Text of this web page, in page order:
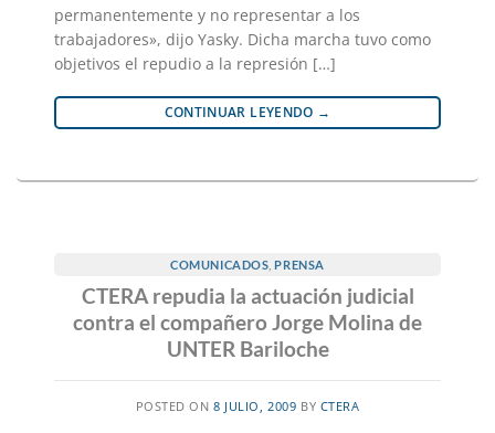
permanentemente y no representar a los
trabajadores», dijo Yasky. Dicha marcha tuvo como
objetivos el repudio a la represión […]
CONTINUAR LEYENDO →
COMUNICADOS ,PRENSA
CTERA repudia la actuación judicial
contra el compañero Jorge Molina de
UNTER Bariloche
POSTED ON8 JULIO, 2009 BY CTERA